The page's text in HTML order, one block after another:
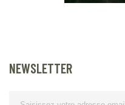
NEWSLETTER